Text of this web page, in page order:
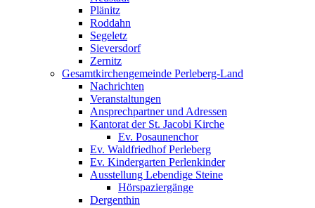
Plänitz
Roddahn
Segeletz
Sieversdorf
Zernitz
Gesamtkirchengemeinde Perleberg-Land
Nachrichten
Veranstaltungen
Ansprechpartner und Adressen
Kantorat der St. Jacobi Kirche
Ev. Posaunenchor
Ev. Waldfriedhof Perleberg
Ev. Kindergarten Perlenkinder
Ausstellung Lebendige Steine
Hörspaziergänge
Dergenthin